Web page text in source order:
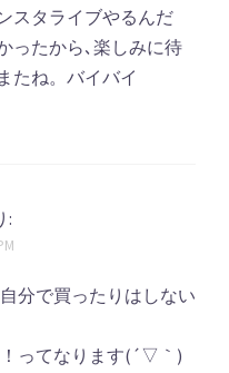
スタライブやるんだ
ったから､楽しみに待
たね。バイバイ
:
分で買ったりはしない
ってなります(´▽｀)